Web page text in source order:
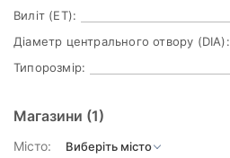
Виліт (ET):
Діаметр центрального отвору (DIA):
Типорозмір:
Магазини (1)
Місто: